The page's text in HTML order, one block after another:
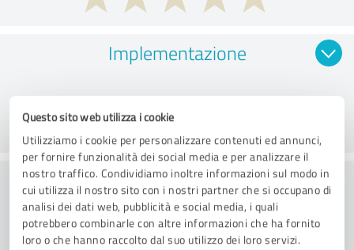
Questo sito web utilizza i cookie
Utilizziamo i cookie per personalizzare contenuti ed annunci,
per fornire funzionalità dei social media e per analizzare il
nostro traffico. Condividiamo inoltre informazioni sul modo in
cui utilizza il nostro sito con i nostri partner che si occupano di
analisi dei dati web, pubblicità e social media, i quali
potrebbero combinarle con altre informazioni che ha fornito
loro o che hanno raccolto dal suo utilizzo dei loro servizi.
Implementazione
Consulenza